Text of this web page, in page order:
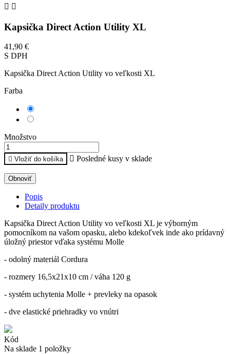
 
Kapsička Direct Action Utility XL
41,90 €
S DPH
Kapsička Direct Action Utility vo veľkosti XL
Farba
Množstvo
 Vložiť do košíka  Posledné kusy v sklade
Popis
Detaily produktu
Kapsička Direct Action Utility vo veľkosti XL je výborným
pomocníkom na vašom opasku, alebo kdekoľvek inde ako prídavný
úložný priestor vďaka systému Molle
- odolný materiál Cordura
- rozmery 16,5x21x10 cm / váha 120 g
- systém uchytenia Molle + prevleky na opasok
- dve elastické priehradky vo vnútri
Kód
Na sklade 1 položky